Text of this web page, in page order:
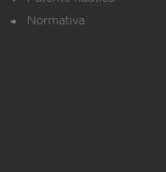
Normativa